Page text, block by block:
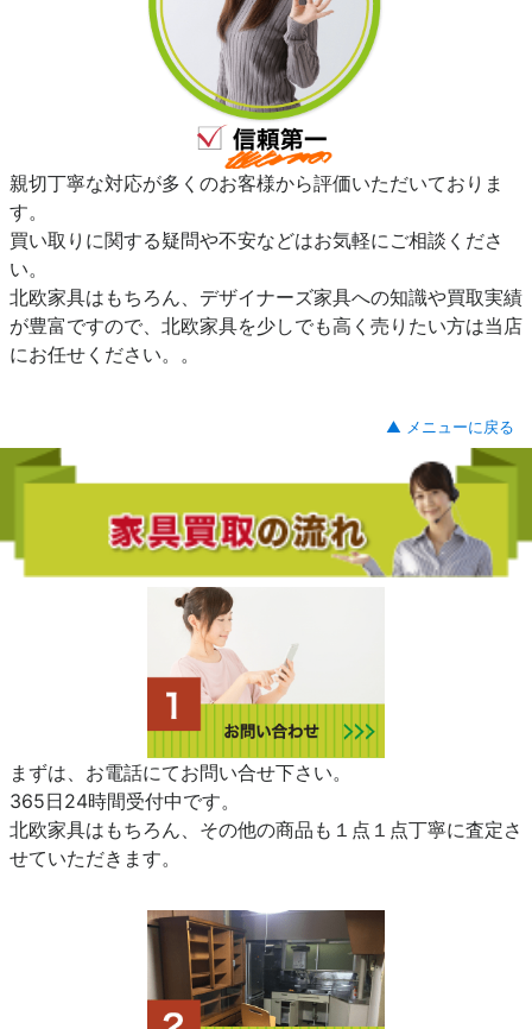
親切丁寧な対応が多くのお客様から評価いただいておりま
す。
買い取りに関する疑問や不安などはお気軽にご相談くださ
い。
北欧家具はもちろん、デザイナーズ家具への知識や買取実績
が豊富ですので、北欧家具を少しでも高く売りたい方は当店
にお任せください。。
▲ メニューに戻る
まずは、お電話にてお問い合せ下さい。
365日24時間受付中です。
北欧家具はもちろん、その他の商品も１点１点丁寧に査定さ
せていただきます。